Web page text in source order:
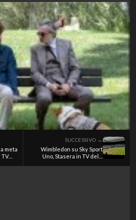
meta
TV
SUCCESSIVO →
Wimbledon su Sky Sport
Uno, Stasera in TV del 9